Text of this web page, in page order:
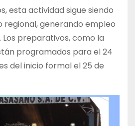
esta actividad sigue siendo
regional, generando empleo
preparativos, como la
programados para el 24
del inicio formal el 25 de